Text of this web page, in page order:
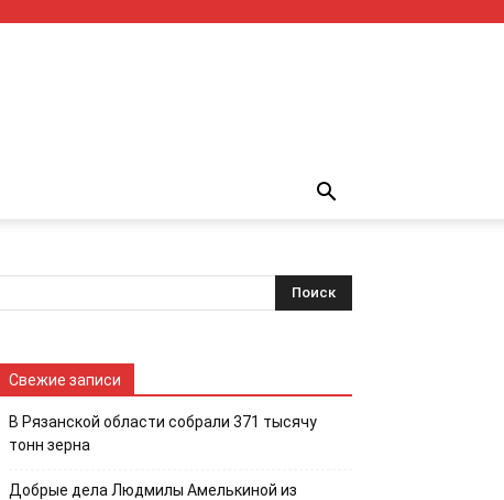
Свежие записи
В Рязанской области собрали 371 тысячу
тонн зерна
Добрые дела Людмилы Амелькиной из